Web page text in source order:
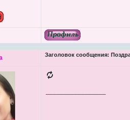
Заголовок сообщения: